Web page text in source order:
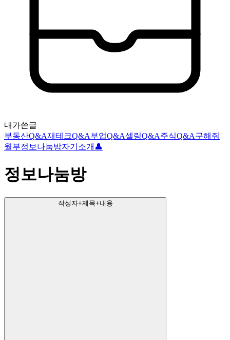
내가쓴글
부동산Q&A재테크Q&A부업Q&A셀링Q&A주식Q&A구해줘
월부정보나눔방자기소개👤
정보나눔방
작성자+제목+내용